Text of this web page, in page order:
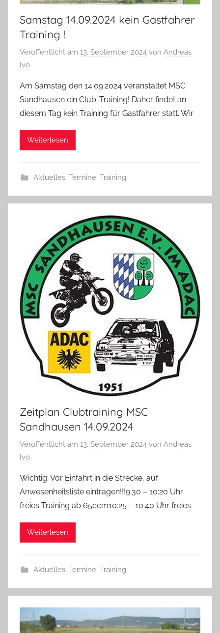
Samstag 14.09.2024 kein Gastfahrer
Training !
Veröffentlicht am 13. September 2024 von Andreas
Ivo
Am Samstag den 14.09.2024 veranstaltet MSC
Sandhausen ein Club-Training! Daher findet an
diesem Tag kein Training für Gastfahrer statt. Wir
Weiterlesen
Aktuelles, Termine, Training
Zeitplan Clubtraining MSC
Sandhausen 14.09.2024
Veröffentlicht am 13. September 2024 von Andreas
Ivo
Wichtig: Vor Einfahrt in die Strecke, auf
Anwesenheitsliste eintragen!!!9:30 – 10:20 Uhr
freies Training ab 65ccm10:25 – 10:40 Uhr freies
Weiterlesen
Aktuelles, Termine, Training